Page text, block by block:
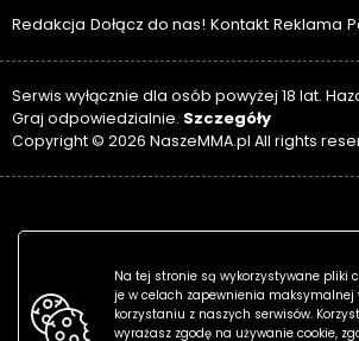
Redakcja Dołącz do nas! Kontakt Reklama
Serwis wyłącznie dla osób powyżej 18 lat.
Graj odpowiedzialnie. Szczegóły
Copyright © 2026 NaszeMMA.pl All rights
Na tej stronie są wykorzystywane pliki
je w celach zapewnienia maksymalnej
korzystaniu z naszych serwisów.
wyrażasz zgodę na używanie cookie,